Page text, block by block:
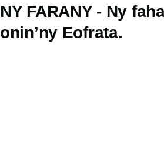
NY FARANY - Ny
onin’ny Eofrata.